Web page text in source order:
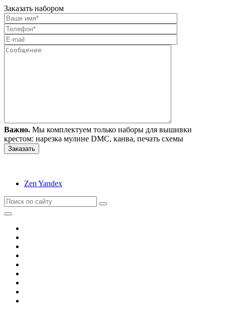
Заказать набором
Важно. Мы комплектуем только наборы для вышивки
крестом: нарезка мулине DMC, канва, печать схемы
Zen Yandex